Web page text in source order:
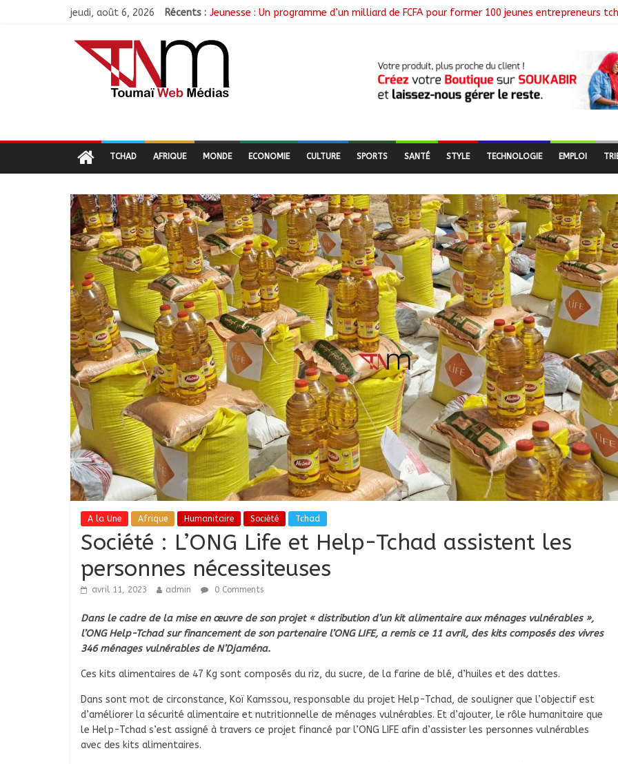
jeudi, août 6, 2026 Récents : Jeunesse : Un programme d’un milliard de FCFA pour former 100 jeunes entrepreneurs
Tchad : Le CESCE ouvre sa deuxième session ordinaire consacrée à la transition numérique
Tchad : Création de la société d’État Sahel Défense Industrie
N’Djamena : Le maire du 1er arrondissement évalue l’état des routes après les travaux
TCHAD AFRIQUE MONDE ECONOMIE CULTURE SPORTS SANTÉ STYLE TECHNOLOGIE EMPLOI
A la Une Afrique Humanitaire Société Tchad
Société : L’ONG Life et Help-Tchad assistent les
personnes nécessiteuses
avril 11, 2023 admin 0 Comments
Dans le cadre de la mise en œuvre de son projet « distribution d’un kit alimentaire aux ménages vulnérables »,
l’ONG Help-Tchad sur financement de son partenaire l’ONG LIFE, a remis ce 11 avril, des kits composés des vivres
346 ménages vulnérables de N’Djaména.
Ces kits alimentaires de 47 Kg sont composés du riz, du sucre, de la farine de blé, d’huiles et des dattes.
Dans sont mot de circonstance, Koï Kamssou, responsable du projet Help-Tchad, de souligner que l’objectif est
d’améliorer la sécurité alimentaire et nutritionnelle de ménages vulnérables. Et d’ajouter, le rôle humanitaire que
le Help-Tchad s’est assigné à travers ce projet financé par l’ONG LIFE afin d’assister les personnes vulnérables
avec des kits alimentaires.